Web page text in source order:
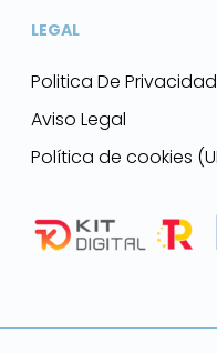
LEGAL
Politica De Privacidad
Aviso Legal
Política de cookies